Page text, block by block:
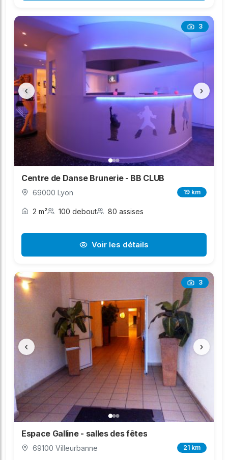
3
‹ ›
Centre de Danse Brunerie - BB CLUB
69000 Lyon 19 km
2 m² 100 debout 80 assises
Voir les détails
3
‹ ›
Espace Galline - salles des fêtes
69100 Villeurbanne 21 km